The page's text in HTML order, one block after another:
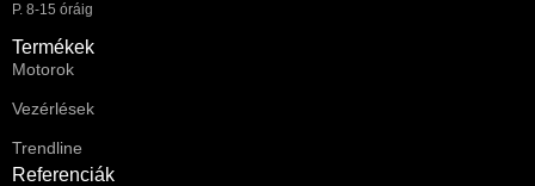
P. 8-15 óráig
Termékek
Motorok
Vezérlések
Trendline
Referenciák